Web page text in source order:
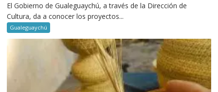
El Gobierno de Gualeguaychú, a través de la Dirección de
Cultura, da a conocer los proyectos...
Gualeguaychú